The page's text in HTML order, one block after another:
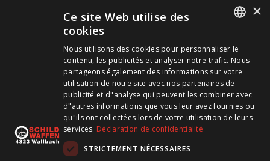
Couvercle de protection Double-Alpha CED 7000 Noir
FRENCH
×
Ce site Web utilise des
cookies
Nous utilisons des cookies pour personnaliser le
contenu, les publicités et analyser notre trafic. Nous
partageons également des informations sur votre
utilisation de notre site avec nos partenaires de
publicité et d"analyse qui peuvent les combiner avec
d"autres informations que vous leur avez fournies ou
qu"ils ont collectées lors de votre utilisation de leurs
services. Déclaration de confidentialité
STRICTEMENT NÉCESSAIRES